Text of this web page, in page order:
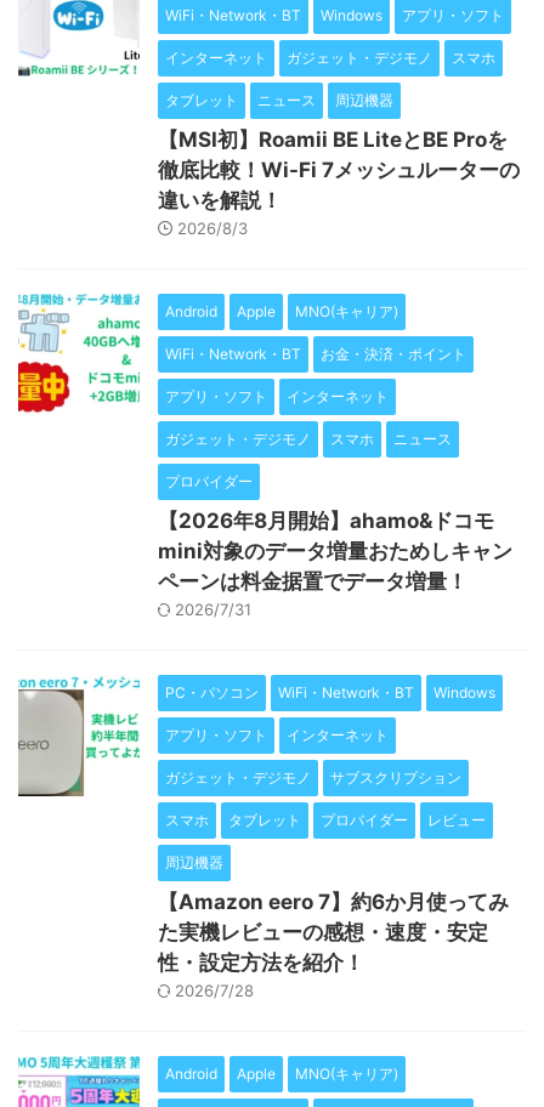
WiFi・Network・BT Windows アプリ・ソフト
インターネット ガジェット・デジモノ スマホ
タブレット ニュース 周辺機器
【MSI初】Roamii BE LiteとBE Proを
徹底比較！Wi-Fi 7メッシュルーターの
違いを解説！
2026/8/3
Android Apple MNO(キャリア)
WiFi・Network・BT お金・決済・ポイント
アプリ・ソフト インターネット
ガジェット・デジモノ スマホ ニュース
プロバイダー
【2026年8月開始】ahamo&ドコモ
mini対象のデータ増量おためしキャン
ペーンは料金据置でデータ増量！
2026/7/31
PC・パソコン WiFi・Network・BT Windows
アプリ・ソフト インターネット
ガジェット・デジモノ サブスクリプション
スマホ タブレット プロバイダー レビュー
周辺機器
【Amazon eero 7】約6か月使ってみ
た実機レビューの感想・速度・安定
性・設定方法を紹介！
2026/7/28
Android Apple MNO(キャリア)